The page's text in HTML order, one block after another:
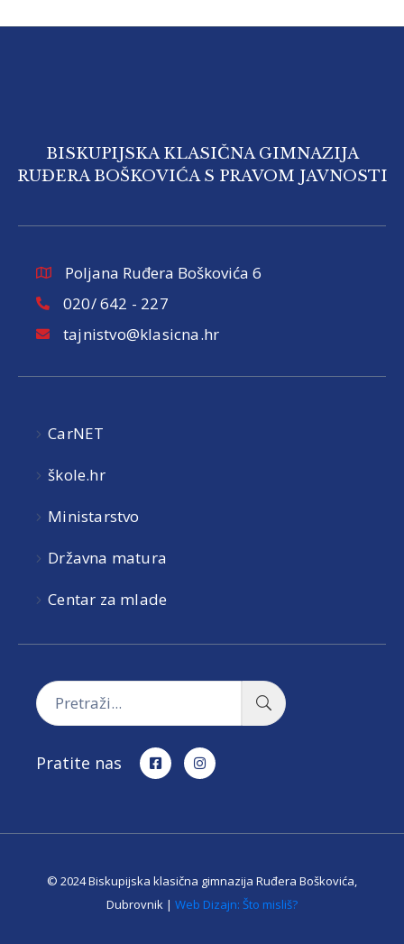
BISKUPIJSKA KLASIČNA GIMNAZIJA
RUĐERA BOŠKOVIĆA S PRAVOM JAVNOSTI
Poljana Ruđera Boškovića 6
020/ 642 - 227
tajnistvo@klasicna.hr
CarNET
škole.hr
Ministarstvo
Državna matura
Centar za mlade
Pratite nas
© 2024 Biskupijska klasična gimnazija Ruđera Boškovića,
Dubrovnik | Web Dizajn: Što misliš?